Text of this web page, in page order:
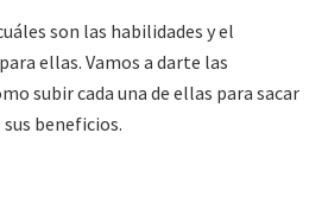
son las habilidades y el
ellas. Vamos a darte las
subir cada una de ellas para sacar
beneficios.